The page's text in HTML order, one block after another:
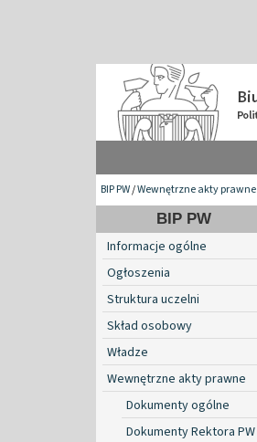
BIP PW/Wewnętrzne akty prawne
BIP PW
Informacje ogólne
Ogłoszenia
Struktura uczelni
Skład osobowy
Władze
Wewnętrzne akty prawne
Dokumenty ogólne
Dokumenty Rektora PW